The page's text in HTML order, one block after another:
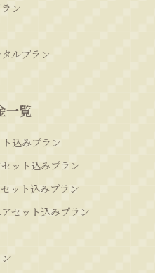
ン
ルプラン
一覧
込みプラン
ット込みプラン
ット込みプラン
セット込みプラン